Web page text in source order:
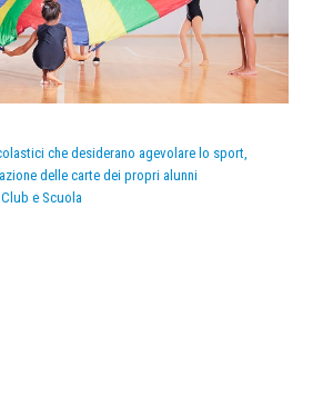
che desiderano agevolare lo sport,
delle carte dei propri alunni
e Scuola